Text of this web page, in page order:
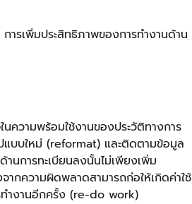
ารเพิ่มประสิทธิภาพของการทำงานด้าน
นความพร้อมใช้งานของประวัติทางการ
แบบใหม่ (reformat) และติดตามข้อมูล
านการทะเบียนลงนั้นไม่เพียงเพิ่ม
กความผิดพลาดสามารถก่อให้เกิดค่าใช้
ทำงานอีกครั้ง (re-do work)